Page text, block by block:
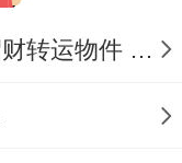
1987年属兔在2026年最强招财转运物件 1987年属兔在2026年6月3日